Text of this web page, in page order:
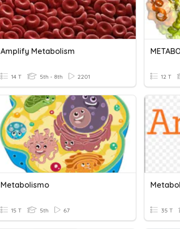
Amplify Metabolism
14 T 5th - 8th 2201 12 T
Metabolismo
15 T 5th 67 35 T